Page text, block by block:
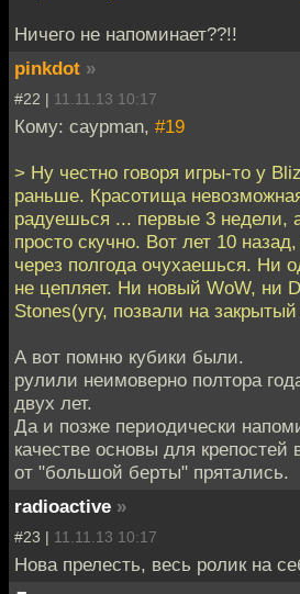
Ничего не напоминает??!!
pinkdot »
#22 | 11.11.13 10:17
Кому: caypman, #19
> Ну честно говоря игры-то у
раньше. Красотища
радуешься ... первые 3 недели,
просто скучно. Вот лет 10
через полгода очухаешься. Ни
не цепляет. Ни новый WoW, ни
Stones(угу, позвали на
А вот помню кубики были.
рулили неимоверно полтора
двух лет.
Да и позже периодически
качестве основы для крепостей
от "большой берты" прятались.
radioactive »
#23 | 11.11.13 10:17
Нова прелесть, весь ролик на